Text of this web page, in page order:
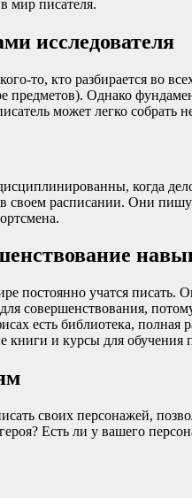
мир писателя.
исследователя
то, кто разбирается во
предметов). Однако
может легко
когда
расписании. Они
постоянно учатся
для совершенствования,
есть библиотека,
книги и курсы для обучения
своих персонажей,
Есть ли у вашего